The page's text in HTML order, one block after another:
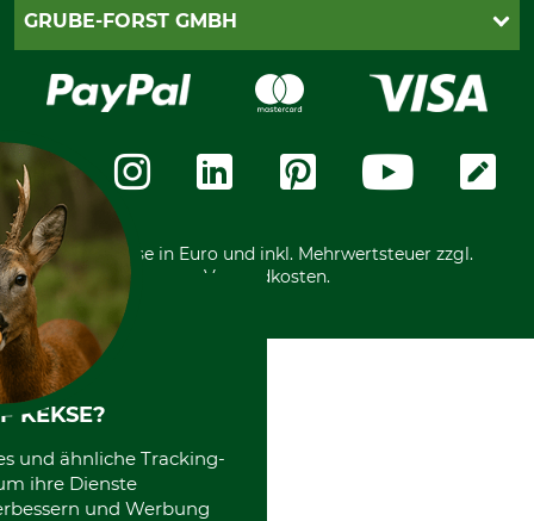
Widerrufsformular
Zahlungsarten
PayPal
Rechnung
Vorkasse
GRUBE-FORST GMBH
Karriere
Über uns
Community
International
*Alle Preise in Euro und inkl. Mehrwertsteuer zzgl.
Versandkosten.
KEKSE?
und ähnliche Tracking-
ihre Dienste
und Werbung